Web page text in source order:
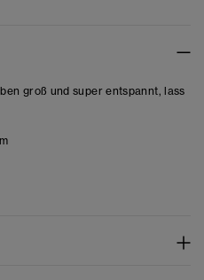
groß und super entspannt, lass